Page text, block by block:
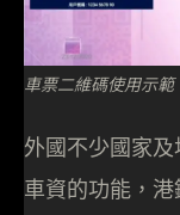
車票二維碼使用示範
外國不少國家
車資的功能，